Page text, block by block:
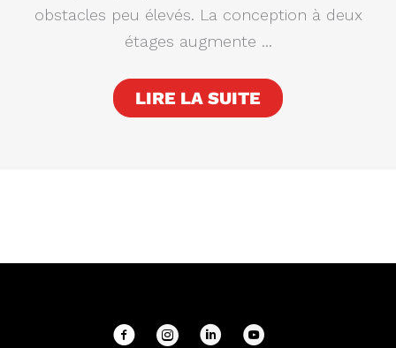
obstacles peu élevés. La conception à deux
étages augmente ...
LIRE LA SUITE